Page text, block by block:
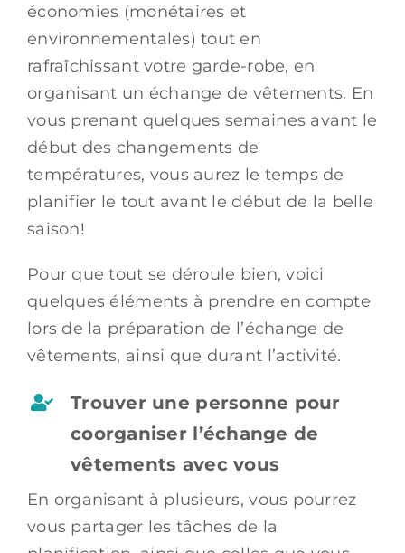
économies (monétaires et
environnementales) tout en
rafraîchissant votre garde-robe, en
organisant un échange de vêtements. En
vous prenant quelques semaines avant le
début des changements de
températures, vous aurez le temps de
planifier le tout avant le début de la belle
saison!
Pour que tout se déroule bien, voici
quelques éléments à prendre en compte
lors de la préparation de l’échange de
vêtements, ainsi que durant l’activité.
Trouver une personne pour
coorganiser l’échange de
vêtements avec vous
En organisant à plusieurs, vous pourrez
vous partager les tâches de la